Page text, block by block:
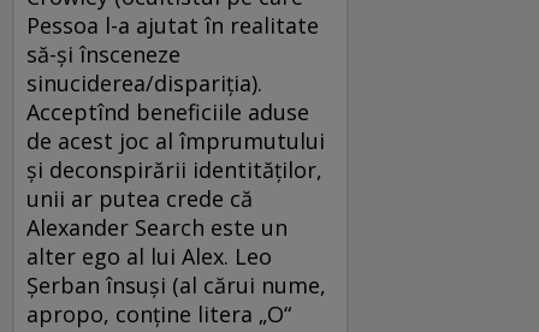
Pessoa l-a ajutat în realitate
să-şi însceneze
sinuciderea/dispariţia).
Acceptînd beneficiile aduse
de acest joc al împrumutului
şi deconspirării identităţilor,
unii ar putea crede că
Alexander Search este un
alter ego al lui Alex. Leo
Şerban însuşi (al cărui nume,
apropo, conţine litera „O“